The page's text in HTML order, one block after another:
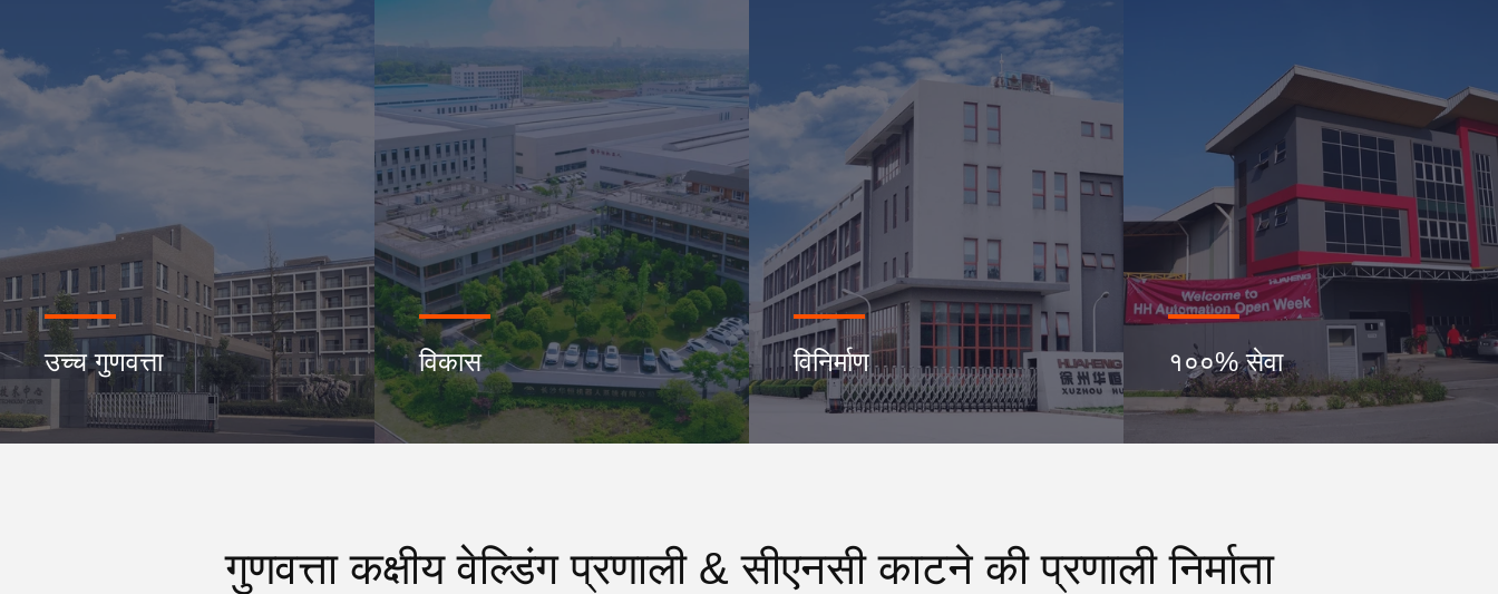
उच्च गुणवत्ता विकास विनिर्माण १००% सेवा
गुणवत्ता कक्षीय वेल्डिंग प्रणाली & सीएनसी काटने की प्रणाली निर्माता